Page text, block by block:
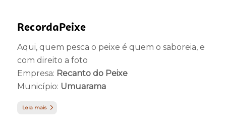
RecordaPeixe
Aqui, quem pesca o peixe é quem o saboreia, e
com direito a foto
Empresa: Recanto do Peixe
Município: Umuarama
Leia mais